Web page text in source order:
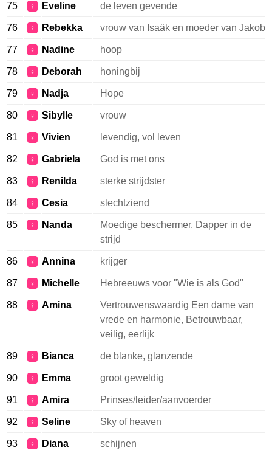
75 ♀ Eveline de leven gevende
76 ♀ Rebekka vrouw van Isaäk en moeder van Jakob
77 ♀ Nadine hoop
78 ♀ Deborah honingbij
79 ♀ Nadja Hope
80 ♀ Sibylle vrouw
81 ♀ Vivien levendig, vol leven
82 ♀ Gabriela God is met ons
83 ♀ Renilda sterke strijdster
84 ♀ Cesia slechtziend
85 ♀ Nanda
Moedige beschermer, Dapper in de
strijd
86 ♀ Annina krijger
87 ♀ Michelle Hebreeuws voor "Wie is als God"
88 ♀ Amina
Vertrouwenswaardig Een dame van
vrede en harmonie, Betrouwbaar,
veilig, eerlijk
89 ♀ Bianca de blanke, glanzende
90 ♀ Emma groot geweldig
91 ♀ Amira Prinses/leider/aanvoerder
92 ♀ Seline Sky of heaven
93 ♀ Diana schijnen